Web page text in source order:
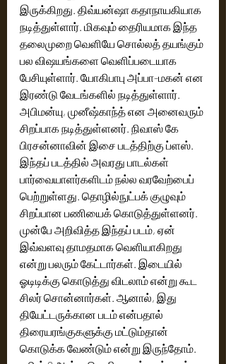
இருக்கிறது. திவ்யன்ஷா கதாநாயகியாக
நடித்துள்ளார். மிகவும் தைரியமாக இந்த
தலைமுறை வெளியே சொல்லத் தயங்கும்
பல விஷயங்களை வெளிப்படையாக
பேசியுள்ளார். யோகிபாபு அப்பா-மகன் என
இரண்டு வேடங்களில் நடித்துள்ளார்.
அபிமன்யு, முனீஷ்காந்த் என அனைவரும்
சிறப்பாக நடித்துள்ளனர். நிவாஸ் கே
பிரசன்னாவின் இசை படத்திற்கு ப்ளஸ்.
இந்தப் படத்தில் அவரது பாடல்கள்
பார்வையாளர்களிடம் நல்ல வரவேற்பைப்
பெற்றுள்ளது. தொழில்நுட்பக் குழுவும்
சிறப்பான பணியைக் கொடுத்துள்ளனர்.
முன்பே அறிவித்த இந்தப் படம், ஏன்
இவ்வளவு தாமதமாக வெளியாகிறது
என்று பலரும் கேட்டார்கள். இடையில்
ஓடிடிக்கு கொடுத்து விடலாம் என்று கூட
சிலர் சொன்னார்கள். ஆனால், இது
தியேட்டருக்கான படம் என்பதால்
திரையரங்குகளுக்கு மட்டும்தான்
கொடுக்க வேண்டும் என்று இருந்தோம்.